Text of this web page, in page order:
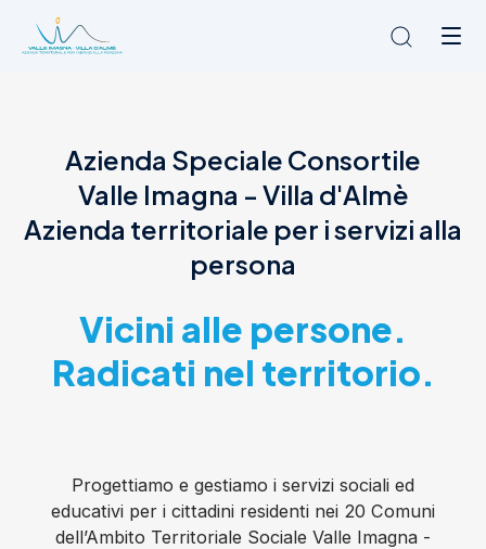
L'Ambito
Cosa facciamo
News
Amministrazione trasparente
Azienda Speciale Consortile
Valle Imagna - Villa d'Almè
Azienda territoriale per i servizi alla
persona
Vicini alle persone.
Radicati nel territorio.
Progettiamo e gestiamo i servizi sociali ed
educativi per i cittadini residenti nei 20 Comuni
dell’Ambito Territoriale Sociale Valle Imagna -